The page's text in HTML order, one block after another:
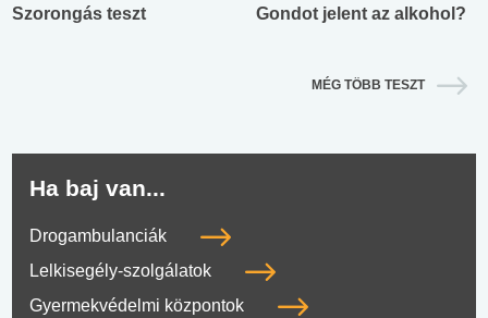
Szorongás teszt Gondot jelent az alkohol?
MÉG TÖBB TESZT
Ha baj van...
Drogambulanciák
Lelkisegély-szolgálatok
Gyermekvédelmi központok